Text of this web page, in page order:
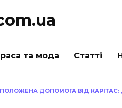
та мода Статті
ДОПОМОГА ВІД КАРІТАС: